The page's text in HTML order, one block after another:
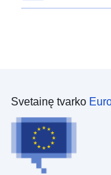
Svetainę tvarko